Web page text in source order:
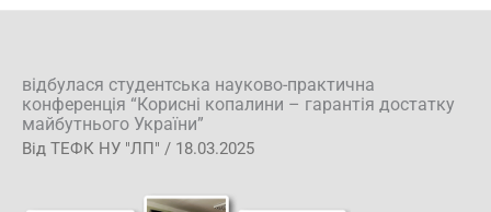
відбулася студентська науково-практична
конференція “Корисні копалини – гарантія достатку
майбутнього України”
Від ТЕФК НУ "ЛП" / 18.03.2025